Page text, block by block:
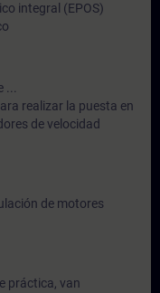
integral (EPOS)
realizar la puesta en
de velocidad
de motores
práctica, van